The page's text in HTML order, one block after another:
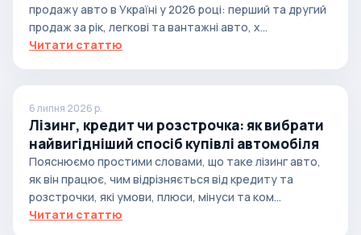
продажу авто в Україні у 2026 році: перший та другий
продаж за рік, легкові та вантажні авто, х...
Читати статтю
6 липня 2026 р.
Лізинг, кредит чи розстрочка: як вибрати
найвигідніший спосіб купівлі автомобіля
Пояснюємо простими словами, що таке лізинг авто,
як він працює, чим відрізняється від кредиту та
розстрочки, які умови, плюси, мінуси та ком...
Читати статтю